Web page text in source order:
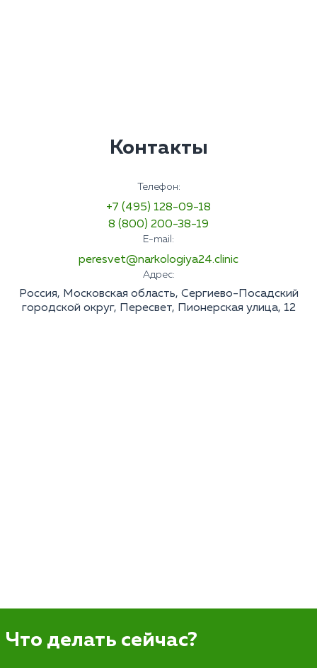
Контакты
Телефон:
+7 (495) 128-09-18
8 (800) 200-38-19
E-mail:
peresvet@narkologiya24.clinic
Адрес:
Россия, Московская область, Сергиево-Посадский
городской округ, Пересвет, Пионерская улица, 12
Что делать сейчас?